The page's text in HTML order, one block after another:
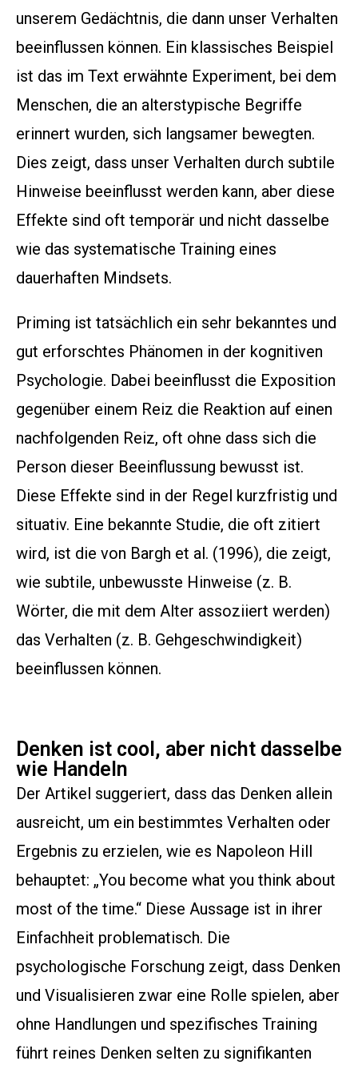
unserem Gedächtnis, die dann unser Verhalten
beeinflussen können. Ein klassisches Beispiel
ist das im Text erwähnte Experiment, bei dem
Menschen, die an alterstypische Begriffe
erinnert wurden, sich langsamer bewegten.
Dies zeigt, dass unser Verhalten durch subtile
Hinweise beeinflusst werden kann, aber diese
Effekte sind oft temporär und nicht dasselbe
wie das systematische Training eines
dauerhaften Mindsets.
Priming ist tatsächlich ein sehr bekanntes und
gut erforschtes Phänomen in der kognitiven
Psychologie. Dabei beeinflusst die Exposition
gegenüber einem Reiz die Reaktion auf einen
nachfolgenden Reiz, oft ohne dass sich die
Person dieser Beeinflussung bewusst ist.
Diese Effekte sind in der Regel kurzfristig und
situativ. Eine bekannte Studie, die oft zitiert
wird, ist die von Bargh et al. (1996), die zeigt,
wie subtile, unbewusste Hinweise (z. B.
Wörter, die mit dem Alter assoziiert werden)
das Verhalten (z. B. Gehgeschwindigkeit)
beeinflussen können.
Denken ist cool, aber nicht dasselbe
wie Handeln
Der Artikel suggeriert, dass das Denken allein
ausreicht, um ein bestimmtes Verhalten oder
Ergebnis zu erzielen, wie es Napoleon Hill
behauptet: „You become what you think about
most of the time.“ Diese Aussage ist in ihrer
Einfachheit problematisch. Die
psychologische Forschung zeigt, dass Denken
und Visualisieren zwar eine Rolle spielen, aber
ohne Handlungen und spezifisches Training
führt reines Denken selten zu signifikanten